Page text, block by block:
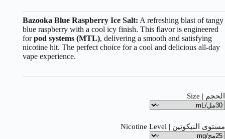
Bazooka Blue Raspberry Ice Salt: A refreshing blast of tangy
blue raspberry with a cool icy finish. This flavor is engineered
forpod systems (MTL), delivering a smooth and satisfying
nicotine hit. The perfect choice for a cool and delicious all-day
vape experience.
الحجم | Size
مستوى النيكوتين | Nicotine Level